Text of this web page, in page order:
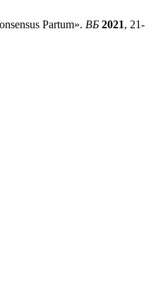
Partum». ВБ 2021, 21-